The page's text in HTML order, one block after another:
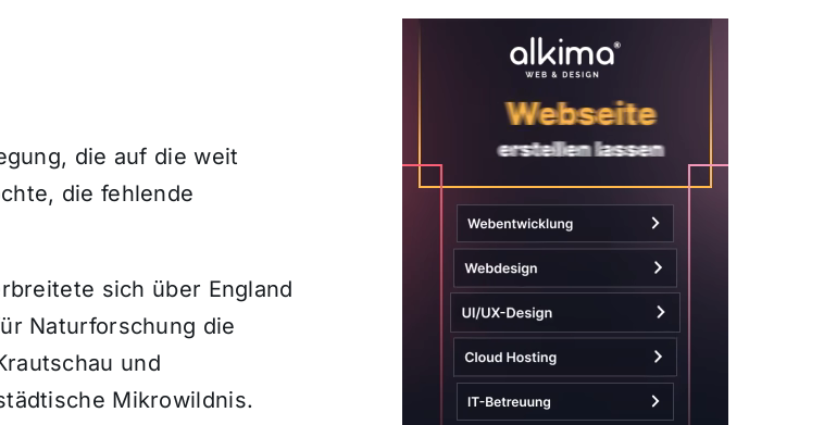
die auf die weit
die fehlende
sich über England
Naturforschung die
und
Mikrowildnis.